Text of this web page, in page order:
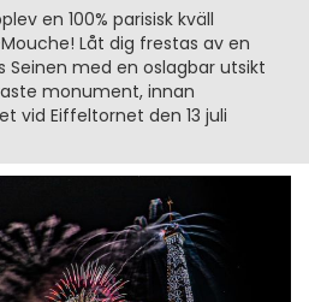
en 100% parisisk kväll
Låt dig frestas av en
Seinen med en oslagbar utsikt
monument, innan
vid Eiffeltornet den 13 juli